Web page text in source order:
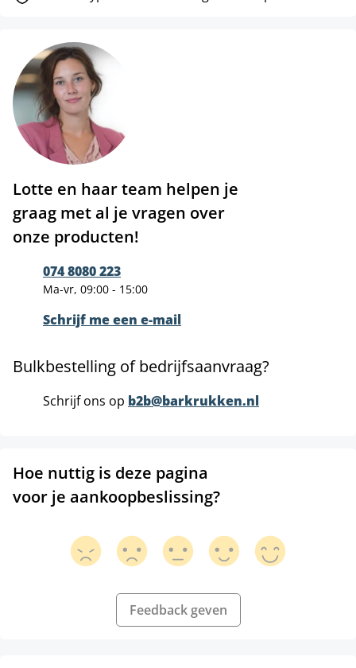
Lotte en haar team helpen je
graag met al je vragen over
onze producten!
074 8080 223
Ma-vr, 09:00 - 15:00
Schrijf me een e-mail
Bulkbestelling of bedrijfsaanvraag?
Schrijf ons op b2b@barkrukken.nl
Hoe nuttig is deze pagina
voor je aankoopbeslissing?
Feedback geven